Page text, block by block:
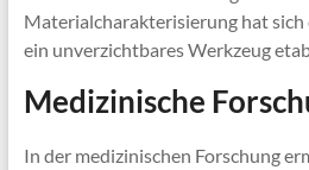
Materialcharakterisierung hat sich
ein unverzichtbares Werkzeug
Medizinische
In der medizinischen Forschung